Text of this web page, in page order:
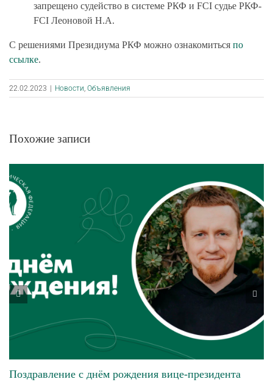
запрещено судейство в системе РКФ и FCI судье РКФ-
FCI Леоновой Н.А.
С решениями Президиума РКФ можно ознакомиться по
ссылке.
22.02.2023 Новости, Объявления
Похожие записи
Поздравление с днём рождения вице-президента